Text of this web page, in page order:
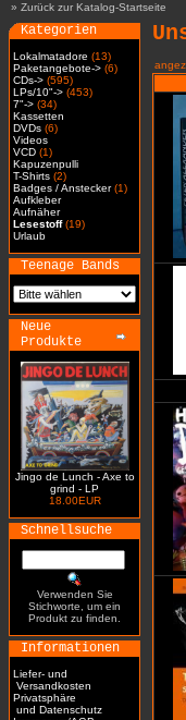
» Zurück zur Katalog-Startseite
Kategorien
Lokalmatadore (13)
Paketangebote-> (6)
CDs-> (595)
LPs/10"-> (453)
7"-> (34)
Kassetten
DVDs (6)
Videos
VCD (1)
Kapuzenpulli
T-Shirts (2)
Badges / Anstecker(1)
Aufkleber
Aufnäher
Lesestoff(19)
Urlaub
Teenage Bands
Neue
Produkte
Jingo de Lunch - Axe to
grind - LP
18.00EUR
Schnellsuche
Verwenden Sie
Stichworte, um ein
Produkt zu finden.
Informationen
Liefer- und
Versandkosten
Privatsphäre
und Datenschutz